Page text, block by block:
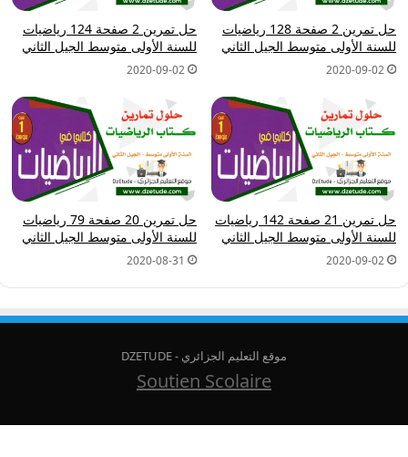
حل تمرين 2 صفحة 128 رياضيات
للسنة الأولى متوسط الجيل الثاني
2020-09-02
حل تمرين 2 صفحة 124 رياضيات
للسنة الأولى متوسط الجيل الثاني
2020-09-02
حل تمرين 21 صفحة 142 رياضيات
للسنة الأولى متوسط الجيل الثاني
2020-09-02
حل تمرين 20 صفحة 79 رياضيات
للسنة الأولى متوسط الجيل الثاني
2020-08-31
موقع التعليم الجزائري - DZETUDE
Soutien Scolaire